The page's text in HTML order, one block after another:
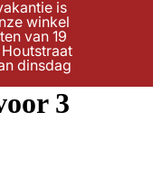
is
winkel
van 19
dinsdag
3